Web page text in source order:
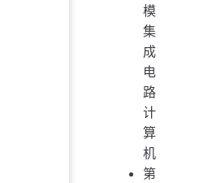
模
集
成
电
路
计
算
机
第